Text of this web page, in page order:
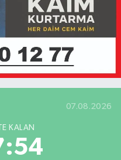
07.08.2026
KALAN